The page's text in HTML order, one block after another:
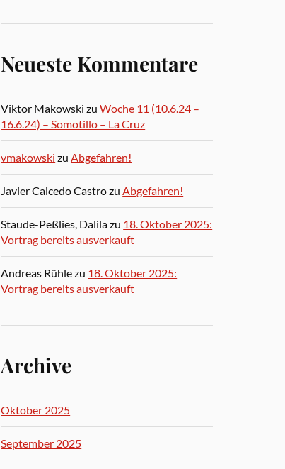
Neueste Kommentare
Viktor Makowski zuWoche 11 (10.6.24 –
16.6.24) – Somotillo – La Cruz
vmakowski zuAbgefahren!
Javier Caicedo CastrozuAbgefahren!
Staude-Peßlies, Dalilazu 18. Oktober 2025:
Vortrag bereits ausverkauft
Andreas Rühlezu 18. Oktober 2025:
Vortrag bereits ausverkauft
Archive
Oktober 2025
September 2025